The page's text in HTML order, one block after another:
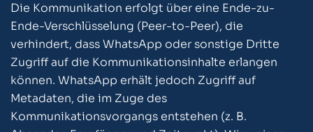
Die Kommunikation erfolgt über eine Ende-zu-
Ende-Verschlüsselung (Peer-to-Peer), die
verhindert, dass WhatsApp oder sonstige Dritte
Zugriff auf die Kommunikationsinhalte erlangen
können. WhatsApp erhält jedoch Zugriff auf
Metadaten, die im Zuge des
Kommunikationsvorgangs entstehen (z. B.